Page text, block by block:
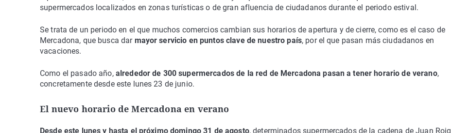
supermercados localizados en zonas turísticas o de gran afluencia de ciudadanos durante el periodo estival.
Se trata de un periodo en el que muchos comercios cambian sus horarios de apertura y de cierre, como es el caso de
Mercadona, que busca dar mayor servicio en puntos clave de nuestro país, por el que pasan más ciudadanos en
vacaciones.
Como el pasado año, alrededor de 300 supermercados de la red de Mercadona pasan a tener horario de verano,
concretamente desde este lunes 23 de junio.
El nuevo horario de Mercadona en verano
Desde este lunes y hasta el próximo domingo 31 de agosto, determinados supermercados de la cadena de Juan Roig